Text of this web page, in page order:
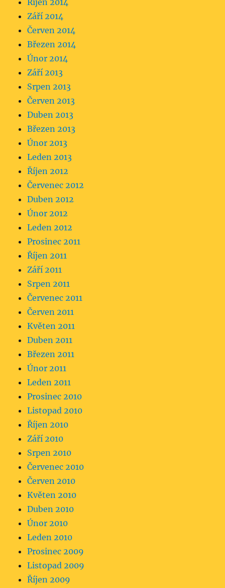
Říjen 2014
Září 2014
Červen 2014
Březen 2014
Únor 2014
Září 2013
Srpen 2013
Červen 2013
Duben 2013
Březen 2013
Únor 2013
Leden 2013
Říjen 2012
Červenec 2012
Duben 2012
Únor 2012
Leden 2012
Prosinec 2011
Říjen 2011
Září 2011
Srpen 2011
Červenec 2011
Červen 2011
Květen 2011
Duben 2011
Březen 2011
Únor 2011
Leden 2011
Prosinec 2010
Listopad 2010
Říjen 2010
Září 2010
Srpen 2010
Červenec 2010
Červen 2010
Květen 2010
Duben 2010
Únor 2010
Leden 2010
Prosinec 2009
Listopad 2009
Říjen 2009